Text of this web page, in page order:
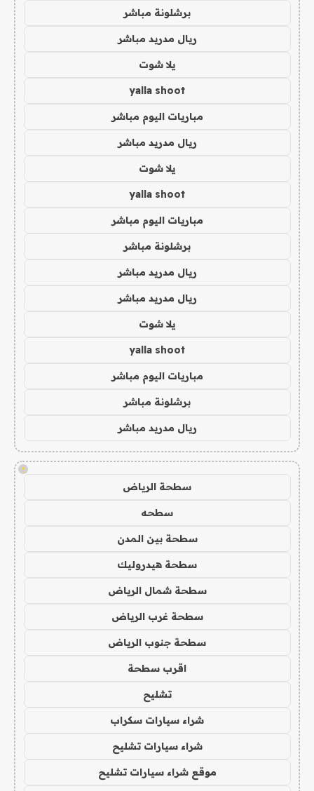
برشلونة مباشر
ريال مدريد مباشر
يلا شوت
yalla shoot
مباريات اليوم مباشر
ريال مدريد مباشر
يلا شوت
yalla shoot
مباريات اليوم مباشر
برشلونة مباشر
ريال مدريد مباشر
ريال مدريد مباشر
يلا شوت
yalla shoot
مباريات اليوم مباشر
برشلونة مباشر
ريال مدريد مباشر
!
سطحة الرياض
سطحه
سطحة بين المدن
سطحة هيدروليك
سطحة شمال الرياض
سطحة غرب الرياض
سطحة جنوب الرياض
اقرب سطحة
تشليح
شراء سيارات سكراب
شراء سيارات تشليح
موقع شراء سيارات تشليح